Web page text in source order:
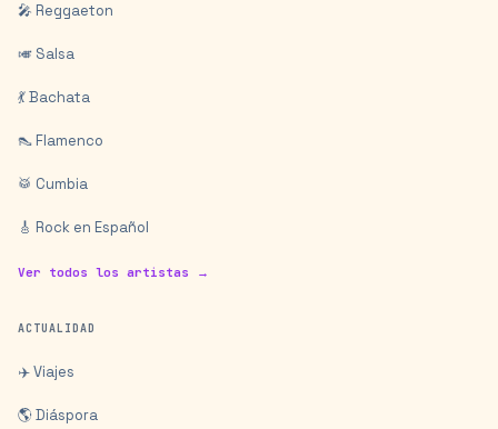
🎤 Reggaeton
🎺 Salsa
💃 Bachata
👠 Flamenco
🥁 Cumbia
🎸 Rock en Español
Ver todos los artistas →
ACTUALIDAD
✈️ Viajes
🌎 Diáspora